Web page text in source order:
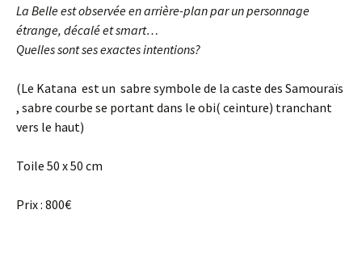
La Belle est observée en arrière-plan par un personnage
étrange, décalé et smart…
Quelles sont ses exactes intentions?
(Le Katana est un sabre symbole de la caste des Samouraïs
, sabre courbe se portant dans le obi( ceinture) tranchant
vers le haut)
Toile 50 x 50 cm
Prix : 800€